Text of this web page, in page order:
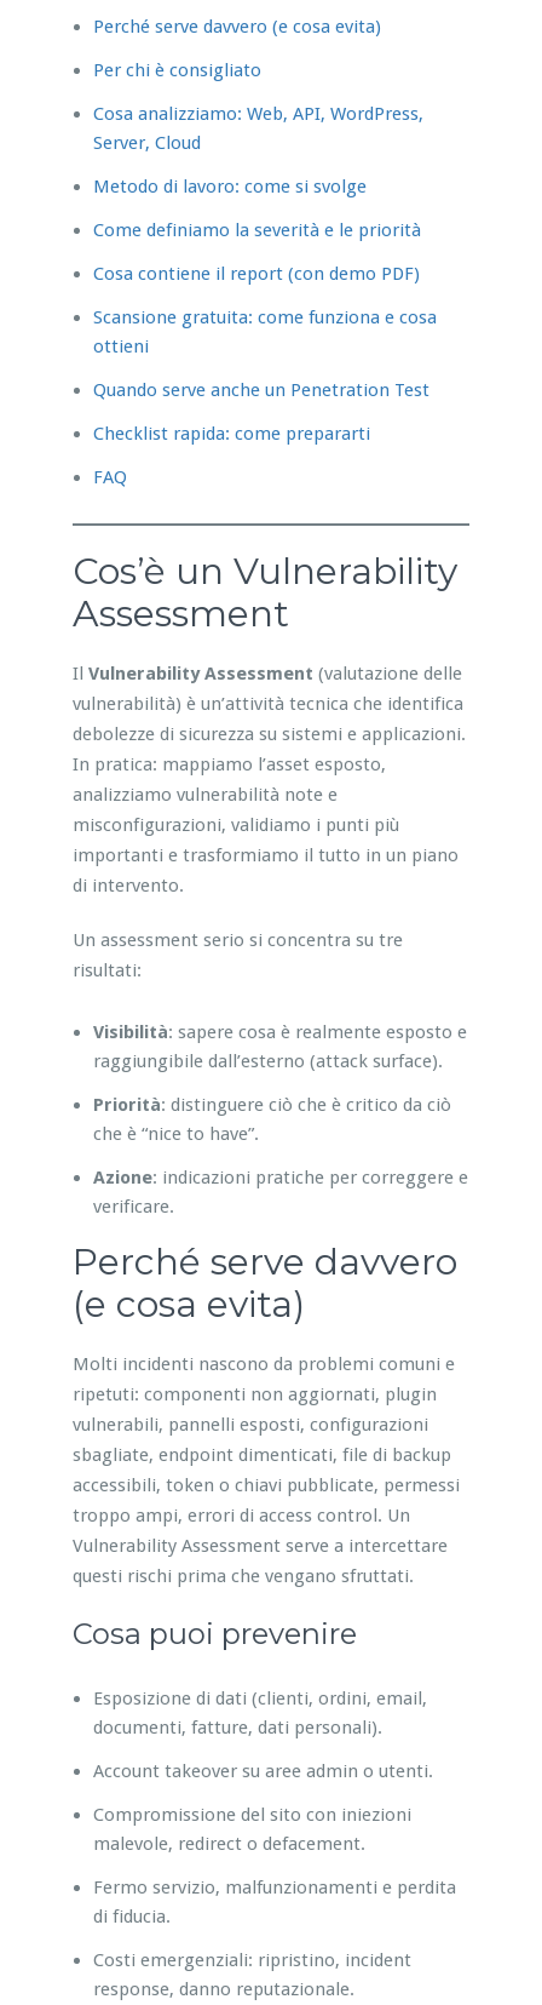
Perché serve davvero (e cosa evita)
Per chi è consigliato
Cosa analizziamo: Web, API, WordPress,
Server, Cloud
Metodo di lavoro: come si svolge
Come definiamo la severità e le priorità
Cosa contiene il report (con demo PDF)
Scansione gratuita: come funziona e cosa
ottieni
Quando serve anche un Penetration Test
Checklist rapida: come prepararti
FAQ
Cos’è un Vulnerability
Assessment
Il Vulnerability Assessment (valutazione delle
vulnerabilità) è un’attività tecnica che identifica
debolezze di sicurezza su sistemi e applicazioni.
In pratica: mappiamo l’asset esposto,
analizziamo vulnerabilità note e
misconfigurazioni, validiamo i punti più
importanti e trasformiamo il tutto in un piano
di intervento.
Un assessment serio si concentra su tre
risultati:
Visibilità: sapere cosa è realmente esposto e
raggiungibile dall’esterno (attack surface).
Priorità: distinguere ciò che è critico da ciò
che è “nice to have”.
Azione: indicazioni pratiche per correggere e
verificare.
Perché serve davvero
(e cosa evita)
Molti incidenti nascono da problemi comuni e
ripetuti: componenti non aggiornati, plugin
vulnerabili, pannelli esposti, configurazioni
sbagliate, endpoint dimenticati, file di backup
accessibili, token o chiavi pubblicate, permessi
troppo ampi, errori di access control. Un
Vulnerability Assessment serve a intercettare
questi rischi prima che vengano sfruttati.
Cosa puoi prevenire
Esposizione di dati (clienti, ordini, email,
documenti, fatture, dati personali).
Account takeover su aree admin o utenti.
Compromissione del sito con iniezioni
malevole, redirect o defacement.
Fermo servizio, malfunzionamenti e perdita
di fiducia.
Costi emergenziali: ripristino, incident
response, danno reputazionale.